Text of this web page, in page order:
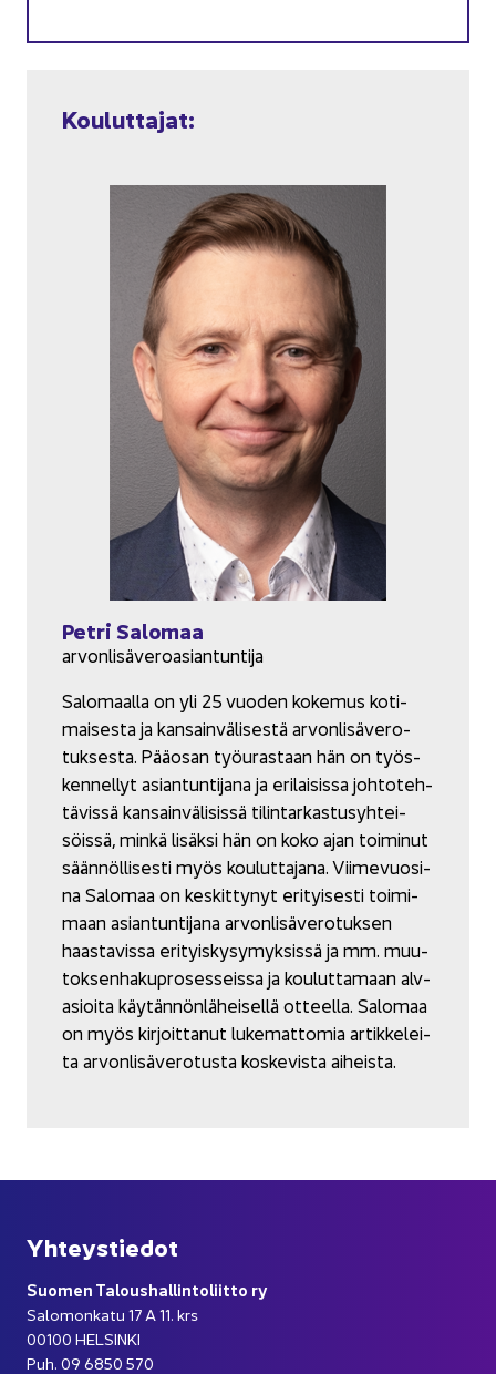
Kou­lut­ta­jat:
Petri Sa­lo­maa
ar­von­li­sä­ve­ro­asian­tun­ti­ja
Sa­lo­maal­la on yli 25 vuo­den ko­ke­mus ko­ti­
mai­ses­ta ja kan­sain­vä­li­ses­tä ar­von­li­sä­ve­ro­
tuk­ses­ta. Pää­osan työ­uras­taan hän on työs­
ken­nel­lyt asian­tun­ti­ja­na ja eri­lai­sis­sa joh­to­teh­
tä­vis­sä kan­sain­vä­li­sis­sä ti­lin­tar­kas­tusyh­tei­
söis­sä, minkä li­säk­si hän on koko ajan toi­mi­nut
sään­nöl­li­ses­ti myös kou­lut­ta­ja­na. Vii­me­vuo­si­
na Sa­lo­maa on kes­kit­ty­nyt eri­tyi­ses­ti toi­mi­
maan asian­tun­ti­ja­na ar­von­li­sä­ve­ro­tuk­sen
haas­ta­vis­sa eri­tyis­ky­sy­myk­sis­sä ja mm. muu­
tok­sen­ha­ku­pro­ses­seis­sa ja kou­lut­ta­maan alv-​
asioita käy­tän­nön­lä­hei­sel­lä ot­teel­la. Sa­lo­maa
on myös kir­joit­ta­nut lu­ke­mat­to­mia ar­tik­ke­lei­
ta ar­von­li­sä­ve­ro­tus­ta kos­ke­vis­ta ai­heis­ta.
Yh­teys­tie­dot
Suo­men Ta­lous­hal­lin­to­liit­to ry
Sa­lo­mon­ka­tu 17 A 11. krs
00100 HEL­SIN­KI
Puh. 09 6850 570